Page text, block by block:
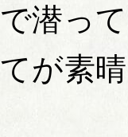
で潜っ
てが素